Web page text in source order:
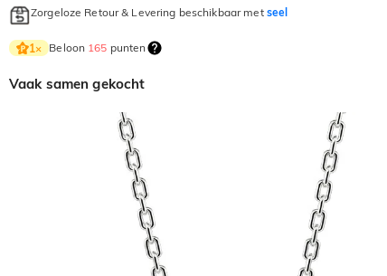
Zorgeloze Retour & Levering beschikbaar met seel
1× Beloon 165 punten
Vaak samen gekocht